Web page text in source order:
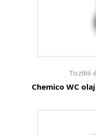
Tisztító
Chemico WC